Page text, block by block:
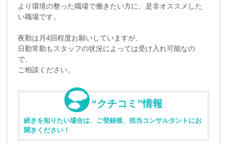
より環境の整った職場で働きたい方に、是非オススメした
い職場です。
夜勤は月4回程度お願いしていますが、
日勤常勤もスタッフの状況によっては受け入れ可能なの
で、
ご相談ください。
“クチコミ”情報
続きを知りたい場合は、ご登録後、担当コンサルタントにお
聞きください！